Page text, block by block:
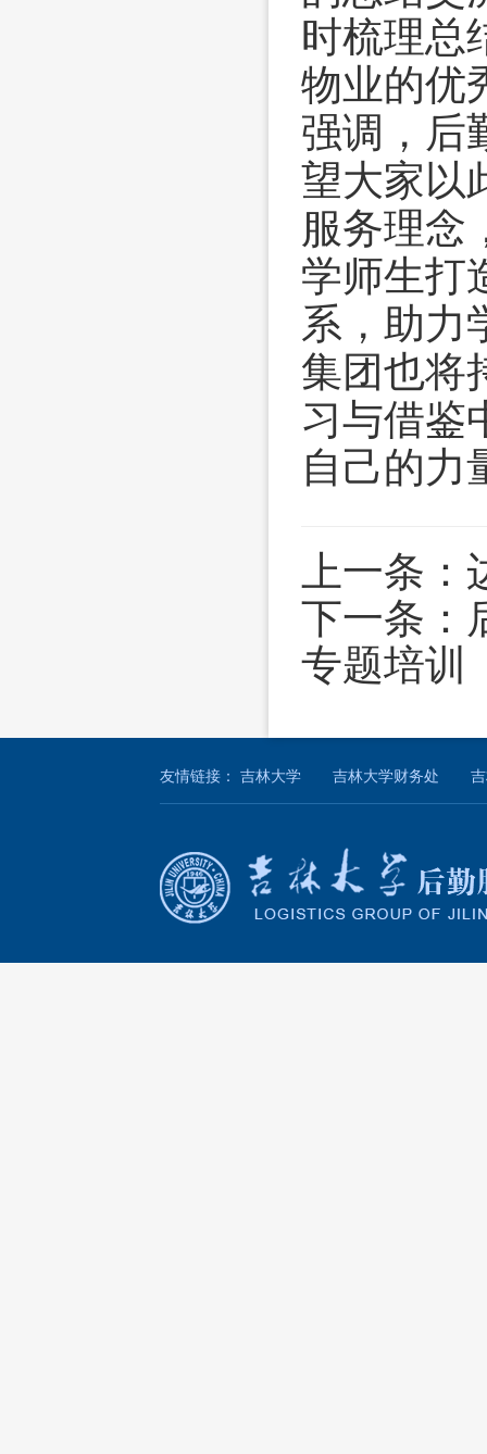
时梳理总
物业的优
强调，后
望大家以
服务理念
学师生打
系，助力
集团也将
习与借鉴
自己的力
上一条：
下一条：
专题培训
友情链接： 吉林大学 吉林大学财务处